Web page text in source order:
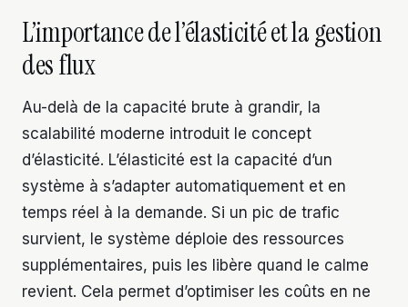
L’importance de l’élasticité et la gestion
des flux
Au-delà de la capacité brute à grandir, la
scalabilité moderne introduit le concept
d’élasticité. L’élasticité est la capacité d’un
système à s’adapter automatiquement et en
temps réel à la demande. Si un pic de trafic
survient, le système déploie des ressources
supplémentaires, puis les libère quand le calme
revient. Cela permet d’optimiser les coûts en ne